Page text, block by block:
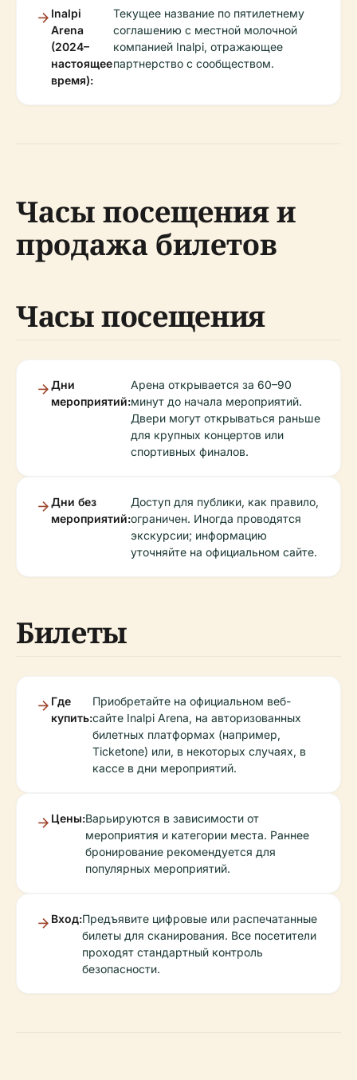
Inalpi
Arena
(2024–
настоящее
время):
Текущее название по пятилетнему
соглашению с местной молочной
компанией Inalpi, отражающее
партнерство с сообществом.
Часы посещения и
продажа билетов
Часы посещения
Дни
мероприятий:
Арена открывается за 60–90
минут до начала мероприятий.
Двери могут открываться раньше
для крупных концертов или
спортивных финалов.
Дни без
мероприятий:
Доступ для публики, как правило,
ограничен. Иногда проводятся
экскурсии; информацию
уточняйте на официальном сайте.
Билеты
Где
купить:
Приобретайте на официальном веб-
сайте Inalpi Arena, на авторизованных
билетных платформах (например,
Ticketone) или, в некоторых случаях, в
кассе в дни мероприятий.
Цены:Варьируются в зависимости от
мероприятия и категории места. Раннее
бронирование рекомендуется для
популярных мероприятий.
Вход:Предъявите цифровые или распечатанные
билеты для сканирования. Все посетители
проходят стандартный контроль
безопасности.